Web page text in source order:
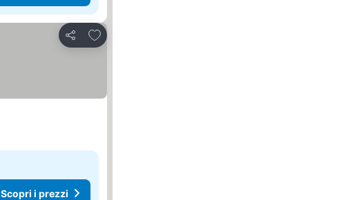
Condividi
Aggiungi ai preferiti
Scopri i prezzi